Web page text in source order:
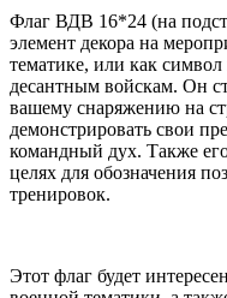
Флаг ВДВ 16*24 (на
элемент декора на
тематике, или как
десантным войскам. Он
вашему снаряжению на
демонстрировать свои
командный дух. Также
целях для обозначения
тренировок.
Этот флаг будет